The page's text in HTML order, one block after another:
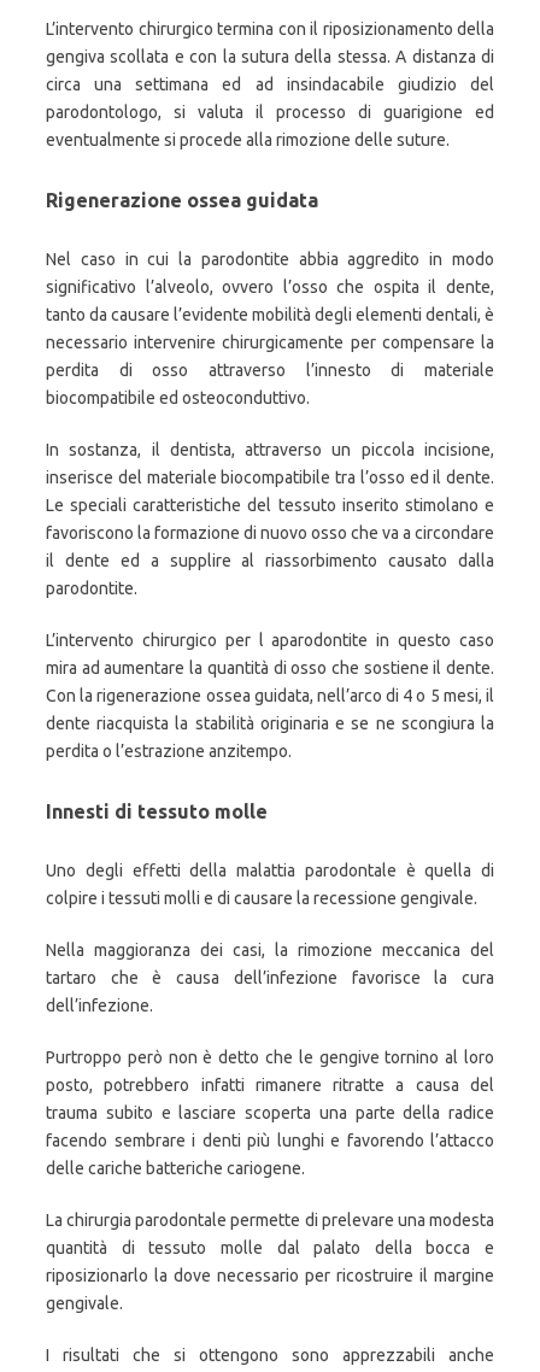
L’intervento chirurgico termina con il riposizionamento della
gengiva scollata e con la sutura della stessa. A distanza di
circa una settimana ed ad insindacabile giudizio del
parodontologo, si valuta il processo di guarigione ed
eventualmente si procede alla rimozione delle suture.
Rigenerazione ossea guidata
Nel caso in cui la parodontite abbia aggredito in modo
significativo l’alveolo, ovvero l’osso che ospita il dente,
tanto da causare l’evidente mobilità degli elementi dentali, è
necessario intervenire chirurgicamente per compensare la
perdita di osso attraverso l’innesto di materiale
biocompatibile ed osteoconduttivo.
In sostanza, il dentista, attraverso un piccola incisione,
inserisce del materiale biocompatibile tra l’osso ed il dente.
Le speciali caratteristiche del tessuto inserito stimolano e
favoriscono la formazione di nuovo osso che va a circondare
il dente ed a supplire al riassorbimento causato dalla
parodontite.
L’intervento chirurgico per l aparodontite in questo caso
mira ad aumentare la quantità di osso che sostiene il dente.
Con la rigenerazione ossea guidata, nell’arco di 4 o 5 mesi, il
dente riacquista la stabilità originaria e se ne scongiura la
perdita o l’estrazione anzitempo.
Innesti di tessuto molle
Uno degli effetti della malattia parodontale è quella di
colpire i tessuti molli e di causare la recessione gengivale.
Nella maggioranza dei casi, la rimozione meccanica del
tartaro che è causa dell’infezione favorisce la cura
dell’infezione.
Purtroppo però non è detto che le gengive tornino al loro
posto, potrebbero infatti rimanere ritratte a causa del
trauma subito e lasciare scoperta una parte della radice
facendo sembrare i denti più lunghi e favorendo l’attacco
delle cariche batteriche cariogene.
La chirurgia parodontale permette di prelevare una modesta
quantità di tessuto molle dal palato della bocca e
riposizionarlo la dove necessario per ricostruire il margine
gengivale.
I risultati che si ottengono sono apprezzabili anche